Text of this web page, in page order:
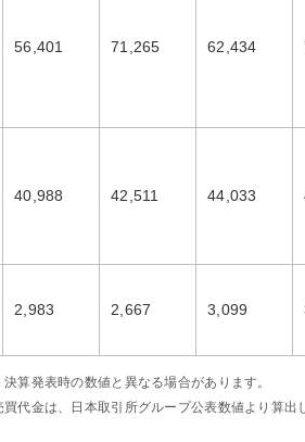
56,401 71,265 62,434
40,988 42,511 44,033
2,983 2,667 3,099
算発表時の数値と異なる場合があります。
代金は、日本取引所グループ公表数値より算出